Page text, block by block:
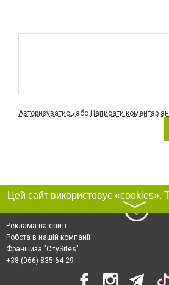
Авторизуватись або Написати коментар
〉
Реклама на сайті
Робота в нашій компанії
Франшиза "CitySites"
+38 (066) 835-64-29